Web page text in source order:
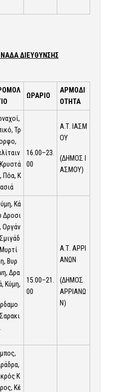
ΔΙΕΥΘΥΝΣΗΣ
ΩΡΑΡΙΟ
ΑΡΜΟΔΙ
ΟΤΗΤΑ
Τρ
Πόα, Κ
16.00–23.
00
Α.Τ. ΙΑΣΜ
ΟΥ
(ΔΗΜΟΣ Ι
ΑΣΜΟΥ)
Κά
Δροσι
Οργάν
Βυρ
Δρα
Κύμη,
15.00–21.
00
Α.Τ. ΑΡΡΙ
ΑΝΩΝ
(ΔΗΜΟΣ
ΑΡΡΙΑΝΩ
Ν)
Κ
Κέ